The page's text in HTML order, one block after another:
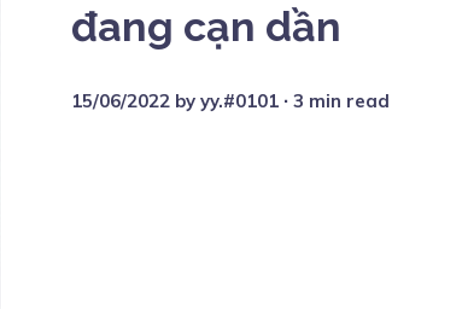
đang cạn dần
15/06/2022 by yy.#0101 ∙ 3 min read